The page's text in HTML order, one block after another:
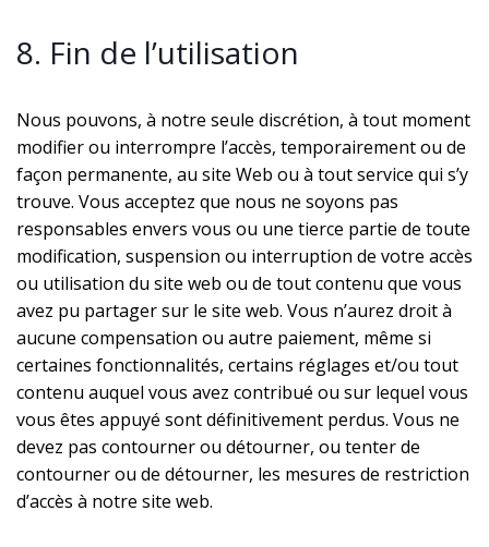
8. Fin de l’utilisation
Nous pouvons, à notre seule discrétion, à tout moment
modifier ou interrompre l’accès, temporairement ou de
façon permanente, au site Web ou à tout service qui s’y
trouve. Vous acceptez que nous ne soyons pas
responsables envers vous ou une tierce partie de toute
modification, suspension ou interruption de votre accès
ou utilisation du site web ou de tout contenu que vous
avez pu partager sur le site web. Vous n’aurez droit à
aucune compensation ou autre paiement, même si
certaines fonctionnalités, certains réglages et/ou tout
contenu auquel vous avez contribué ou sur lequel vous
vous êtes appuyé sont définitivement perdus. Vous ne
devez pas contourner ou détourner, ou tenter de
contourner ou de détourner, les mesures de restriction
d’accès à notre site web.